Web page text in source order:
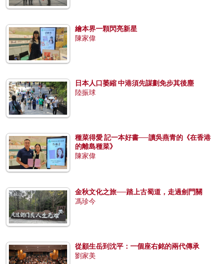
繪本界一顆閃亮新星
陳家偉
日本人口萎縮 中港須先謀劃免步其後塵
陸振球
種菜得愛 記一本好書──讀吳燕青的《在香港
的離島種菜》
陳家偉
金秋文化之旅──踏上古蜀道，走過劍門關
馮珍今
從顧生岳到沈平：一個座右銘的兩代傳承
劉家美